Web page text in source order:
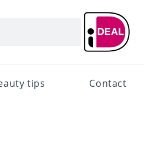
tips Contact